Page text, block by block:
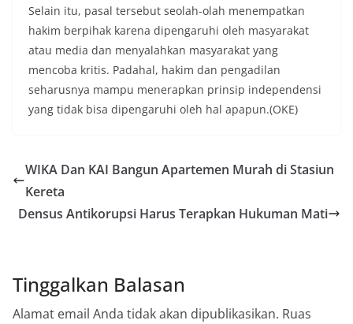
Selain itu, pasal tersebut seolah-olah menempatkan
hakim berpihak karena dipengaruhi oleh masyarakat
atau media dan menyalahkan masyarakat yang
mencoba kritis. Padahal, hakim dan pengadilan
seharusnya mampu menerapkan prinsip independensi
yang tidak bisa dipengaruhi oleh hal apapun.(OKE)
WIKA Dan KAI Bangun Apartemen Murah di Stasiun
Kereta
Densus Antikorupsi Harus Terapkan Hukuman Mati
Tinggalkan Balasan
Alamat email Anda tidak akan dipublikasikan. Ruas